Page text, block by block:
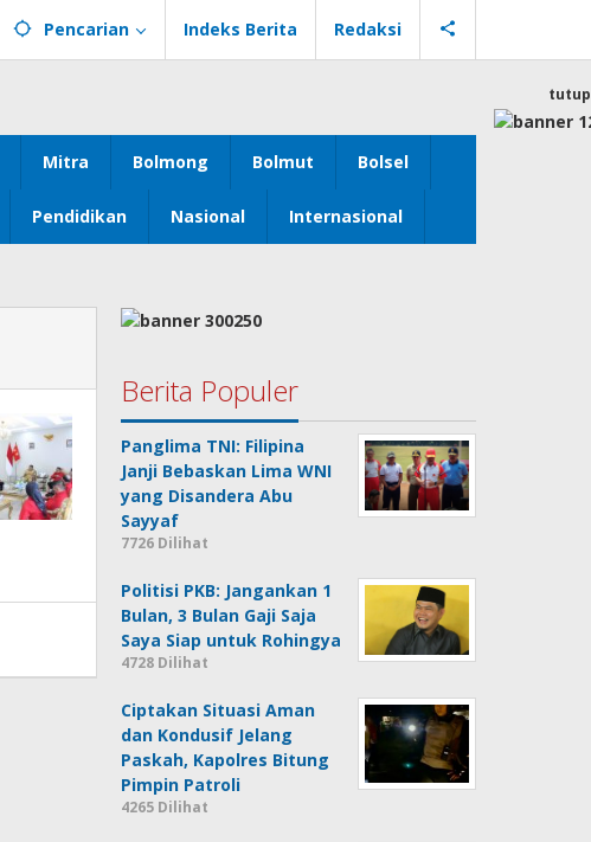
Pencarian Indeks Berita Redaksi
Mitra Bolmong Bolmut Bolsel
Pendidikan Nasional Internasional
tutup
Berita Populer
Panglima TNI: Filipina
Janji Bebaskan Lima WNI
yang Disandera Abu
Sayyaf
7726 Dilihat
Politisi PKB: Jangankan 1
Bulan, 3 Bulan Gaji Saja
Saya Siap untuk Rohingya
4728 Dilihat
Ciptakan Situasi Aman
dan Kondusif Jelang
Paskah, Kapolres Bitung
Pimpin Patroli
4265 Dilihat